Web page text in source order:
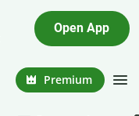
Open App
Premium